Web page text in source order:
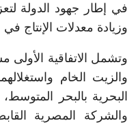
في إطار جهود الدولة
وزيادة معدلات الإنتاج
وتشمل الاتفاقية
والزيت الخام
البحرية بالبحر
والشركة المصرية